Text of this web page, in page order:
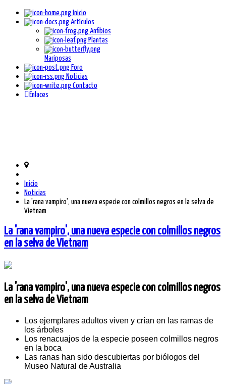
Inicio
Artículos
Anfibios
Plantas
Mariposas
Foro
Noticias
Contacto
Enlaces
Inicio
Noticias
La 'rana vampiro', una nueva especie con colmillos negros en la selva de
Vietnam
La 'rana vampiro', una nueva especie con colmillos negros
en la selva de Vietnam
La 'rana vampiro', una nueva especie con colmillos negros
en la selva de Vietnam
Los ejemplares adultos viven y crían en las ramas de
los árboles
Los renacuajos de la especie poseen colmillos negros
en la boca
Las ranas han sido descubiertas por biólogos del
Museo Natural de Australia